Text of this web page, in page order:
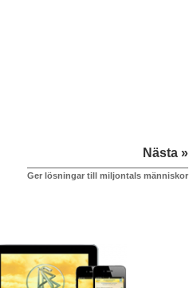
Nästa »
Ger lösningar till miljontals människor